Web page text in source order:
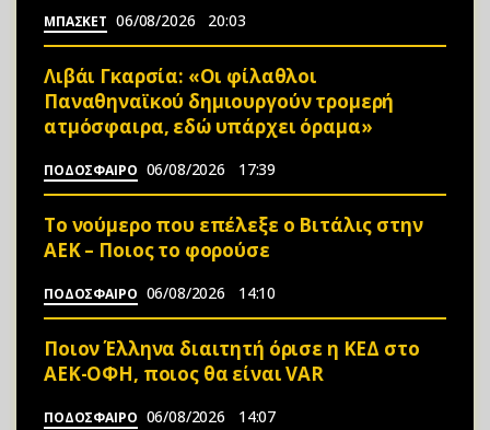
ΜΠΑΣΚΕΤ 06/08/2026 20:03
Λιβάι Γκαρσία: «Οι φίλαθλοι
Παναθηναϊκού δημιουργούν τρομερή
ατμόσφαιρα, εδώ υπάρχει όραμα»
ΠΟΔΟΣΦΑΙΡΟ 06/08/2026 17:39
Το νούμερο που επέλεξε ο Βιτάλις στην
ΑΕΚ – Ποιος το φορούσε
ΠΟΔΟΣΦΑΙΡΟ 06/08/2026 14:10
Ποιον Έλληνα διαιτητή όρισε η ΚΕΔ στο
ΑΕΚ-ΟΦΗ, ποιος θα είναι VAR
ΠΟΔΟΣΦΑΙΡΟ 06/08/2026 14:07